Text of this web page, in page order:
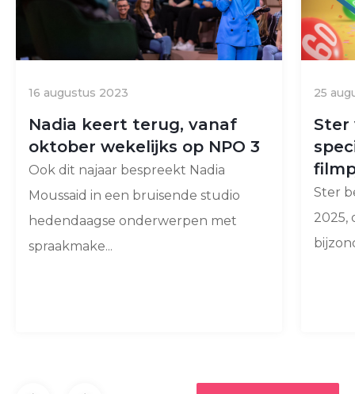
16 augustus 2023
Nadia keert terug, vanaf
oktober wekelijks op NPO 3
Ook dit najaar bespreekt Nadia
Moussaid in een bruisende studio
hedendaagse onderwerpen met
spraakmake...
25
Ster
Ster
2025,